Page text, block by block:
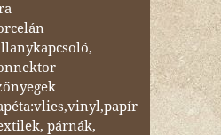
párnák,